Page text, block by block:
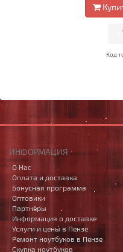
Код
ИНФОРМАЦИЯ
О Нас
Оплата и доставка
Бонусная программа
Оптовики
Партнёры
Информация о доставке
Услуги и цены в Пензе
Ремонт ноутбуков в Пензе
Скупка ноутбуков